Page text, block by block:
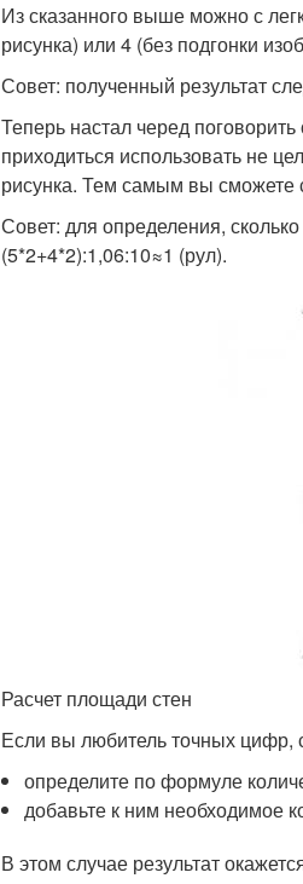
Из сказанного выше можно с
рисунка) или 4 (без подгонки
Совет: полученный результат
Теперь настал черед
приходиться использовать не
рисунка. Тем самым вы сможете
Совет: для определения,
(5*2+4*2):1,06:10≈1 (рул).
Расчет площади стен
Если вы любитель точных цифр,
определите по формуле
добавьте к ним необходимое
В этом случае результат